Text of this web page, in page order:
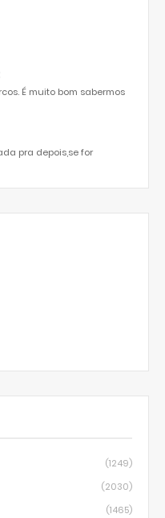
É muito bom sabermos
pra depois,se for
(1249)
(2030)
(1465)